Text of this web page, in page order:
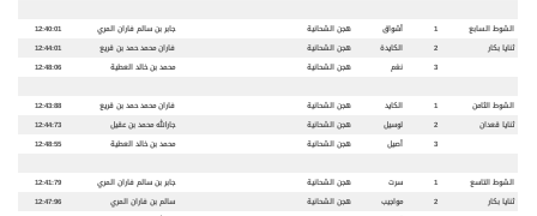
الشوط السابع 1 أشواق هجن الشحانية جابر بن سالم فاران المري
12:40:01
ثنايا بكار
2 الكايدة هجن الشحانية فاران محمد حمد بن قريع
12:44:01
3
نغم هجن الشحانية محمد بن خالد العطية 12:48:06
الشوط الثامن 1 الكايد هجن الشحانية فاران محمد حمد بن قريع
12:43:88
ثنايا قعدان
2 لوسيل هجن الشحانية جارالله محمد بن عقيل
12:44:73
3
أصيل هجن الشحانية محمد بن خالد العطية 12:48:55
الشوط التاسع 1 سرت هجن الشحانية جابر بن سالم فاران المري
12:41:79
ثنايا بكار
2 مواجيب هجن الشحانية سالم بن فاران المري
12:47:96